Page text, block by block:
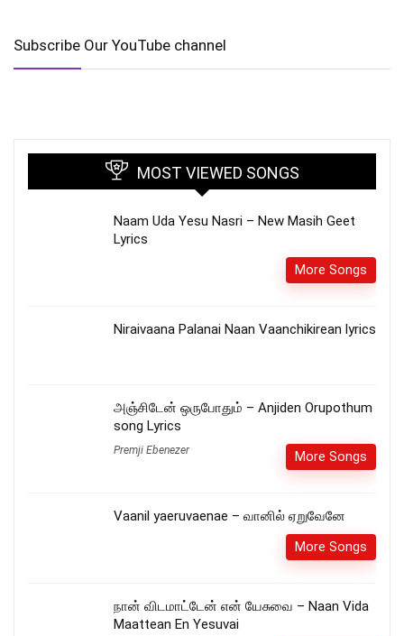
Subscribe Our YouTube channel
MOST VIEWED SONGS
Naam Uda Yesu Nasri – New Masih Geet
Lyrics
More Songs
Niraivaana Palanai Naan Vaanchikirean lyrics
அஞ்சிடேன் ஒருபோதும் – Anjiden Orupothum
song Lyrics
Premji Ebenezer More Songs
Vaanil yaeruvaenae – வானில் ஏறுவேனே
More Songs
நான் விடமாட்டேன் என் யேசுவை – Naan Vida
Maattean En Yesuvai